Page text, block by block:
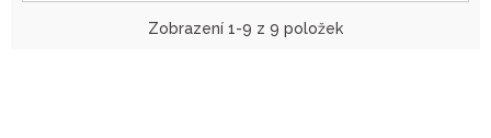
Zobrazení 1-9 z 9 položek